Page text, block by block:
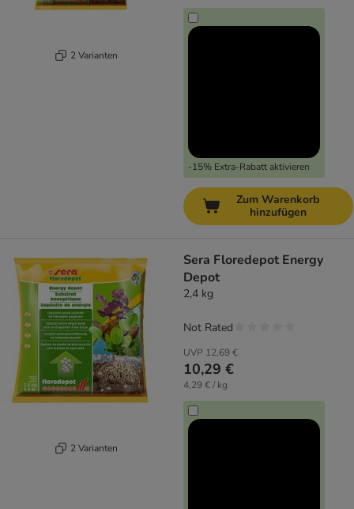
2 Varianten
-15% Extra-Rabatt aktivieren
Zum Warenkorb
hinzufügen
2 Varianten
Sera Floredepot Energy
Depot
2,4 kg
UVP 12,69 €
10,29 €
4,29 € / kg
Not Rated